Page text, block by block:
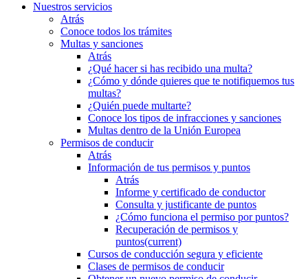
Nuestros servicios
Atrás
Conoce todos los trámites
Multas y sanciones
Atrás
¿Qué hacer si has recibido una multa?
¿Cómo y dónde quieres que te notifiquemos tus
multas?
¿Quién puede multarte?
Conoce los tipos de infracciones y sanciones
Multas dentro de la Unión Europea
Permisos de conducir
Atrás
Información de tus permisos y puntos
Atrás
Informe y certificado de conductor
Consulta y justificante de puntos
¿Cómo funciona el permiso por puntos?
Recuperación de permisos y
puntos(current)
Cursos de conducción segura y eficiente
Clases de permisos de conducir